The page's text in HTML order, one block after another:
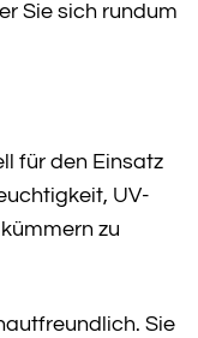
Sie sich rundum
für den Einsatz
UV-
zu
Sie